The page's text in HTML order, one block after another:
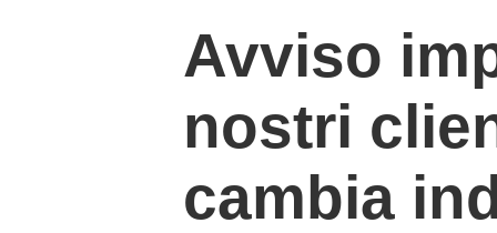
Avviso
nostri
cambia